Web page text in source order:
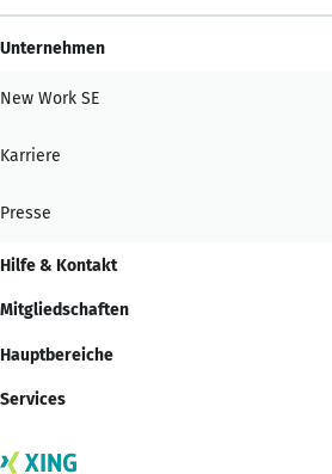
Unternehmen
New Work SE
Karriere
Presse
Hilfe & Kontakt
Mitgliedschaften
Hauptbereiche
Services